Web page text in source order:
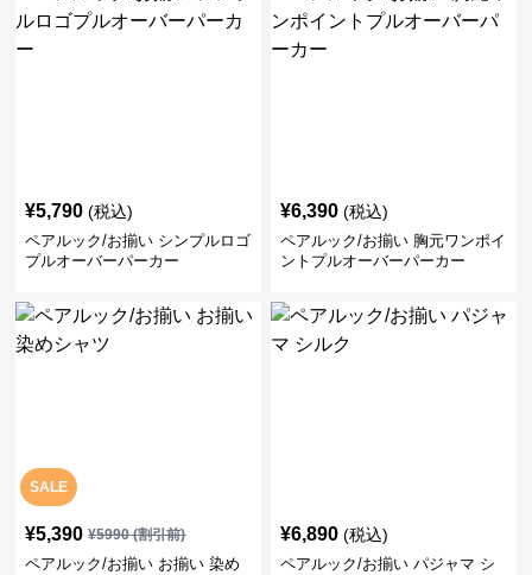
¥5,790 (税込)
ペアルック/お揃い シンプルロゴ
プルオーバーパーカー
¥6,390 (税込)
ペアルック/お揃い 胸元ワンポイ
ントプルオーバーパーカー
SALE
¥5,390 ¥5990(割引前)
ペアルック/お揃い お揃い 染め
¥6,890 (税込)
ペアルック/お揃い パジャマ シ